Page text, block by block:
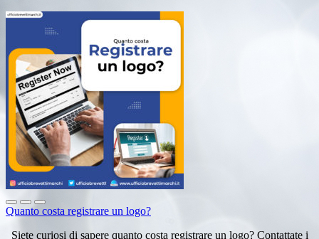
Quanto costa registrare un logo?
Siete curiosi di sapere quanto costa registrare un logo? Contattate i